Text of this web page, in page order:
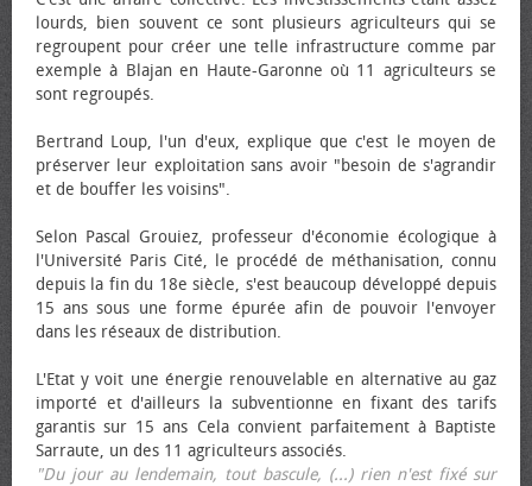
lourds, bien souvent ce sont plusieurs agriculteurs qui se
regroupent pour créer une telle infrastructure comme par
exemple à Blajan en Haute-Garonne où 11 agriculteurs se
sont regroupés.
Bertrand Loup, l'un d'eux, explique que c'est le moyen de
préserver leur exploitation sans avoir "besoin de s'agrandir
et de bouffer les voisins".
Selon Pascal Grouiez, professeur d'économie écologique à
l'Université Paris Cité, le procédé de méthanisation, connu
depuis la fin du 18e siècle, s'est beaucoup développé depuis
15 ans sous une forme épurée afin de pouvoir l'envoyer
dans les réseaux de distribution.
L'Etat y voit une énergie renouvelable en alternative au gaz
importé et d'ailleurs la subventionne en fixant des tarifs
garantis sur 15 ans Cela convient parfaitement à Baptiste
Sarraute, un des 11 agriculteurs associés.
"Du jour au lendemain, tout bascule, (...) rien n'est fixé sur